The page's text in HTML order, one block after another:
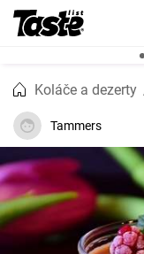
Koláče a dezerty
Tammers